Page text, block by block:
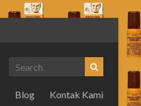
Blog Kontak Kami